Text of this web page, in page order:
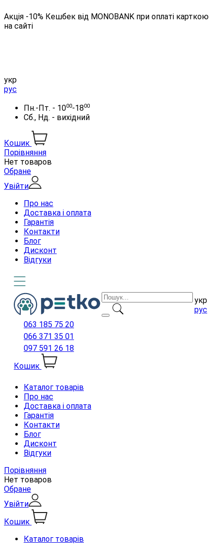
Акція -10% Кешбек від MONOBANK при оплаті карткою
на сайті
укр
рус
Пн.-Пт. - 1000-1800
Сб., Нд. - вихідний
Кошик
Порівняння
Нет товаров
Обране
Увійти
Про нас
Доставка і оплата
Гарантія
Контакти
Блог
Дисконт
Відгуки
укр
рус
063 185 75 20
066 371 35 01
097 591 26 18
Кошик
Каталог товарів
Про нас
Доставка і оплата
Гарантія
Контакти
Блог
Дисконт
Відгуки
Порівняння
Нет товаров
Обране
Увійти
Кошик
Каталог товарів